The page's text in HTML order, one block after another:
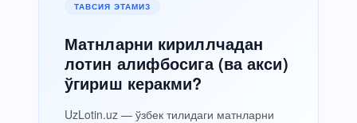
ТАВСИЯ ЭТАМИЗ
Матнларни кириллчадан
лотин алифбосига (ва акси)
ўгириш керакми?
UzLotin.uz — ўзбек тилидаги матнларни